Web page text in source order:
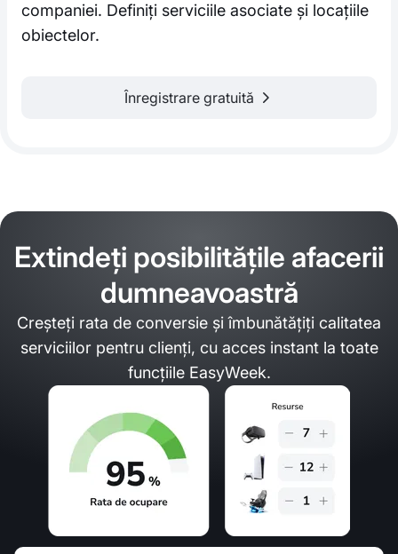
companiei. Definiți serviciile asociate și locațiile
obiectelor.
Înregistrare gratuită
Extindeți posibilitățile afacerii
dumneavoastră
Creșteți rata de conversie și îmbunătățiți calitatea
serviciilor pentru clienți, cu acces instant la toate
funcțiile EasyWeek.